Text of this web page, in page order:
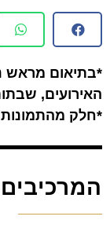
*בתיאום מראש
האירועים,
*חלק